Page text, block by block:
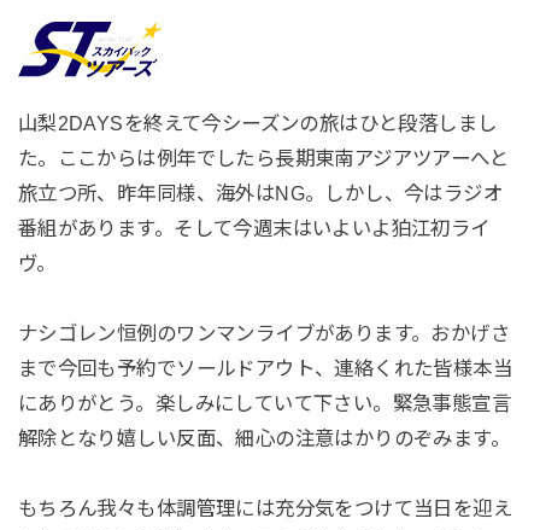
山梨2DAYSを終えて今シーズンの旅はひと段落しまし
た。ここからは例年でしたら長期東南アジアツアーへと
旅立つ所、昨年同様、海外はNG。しかし、今はラジオ
番組があります。そして今週末はいよいよ狛江初ライ
ヴ。
ナシゴレン恒例のワンマンライブがあります。おかげさ
まで今回も予約でソールドアウト、連絡くれた皆様本当
にありがとう。楽しみにしていて下さい。緊急事態宣言
解除となり嬉しい反面、細心の注意はかりのぞみます。
もちろん我々も体調管理には充分気をつけて当日を迎え